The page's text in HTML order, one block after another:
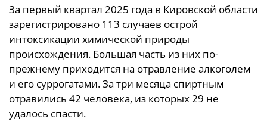
За первый квартал 2025 года в Кировской области
зарегистрировано 113 случаев острой
интоксикации химической природы
происхождения. Большая часть из них по-
прежнему приходится на отравление алкоголем
и его суррогатами. За три месяца спиртным
отравились 42 человека, из которых 29 не
удалось спасти.